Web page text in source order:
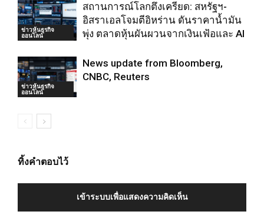
ข่าวหุ้นธุรกิจ
ออนไลน์
สถานการณ์โลกตึงเครียด: สหรัฐฯ-
อิสราเอลโจมตีอิหร่าน ดันราคาน้ำมัน
พุ่ง ตลาดหุ้นผันผวนจากเงินเฟ้อและ AI
ข่าวหุ้นธุรกิจ
ออนไลน์
News update from Bloomberg,
CNBC, Reuters
ทิ้งคำตอบไว้
เข้าระบบเพื่อแสดงความคิดเห็น